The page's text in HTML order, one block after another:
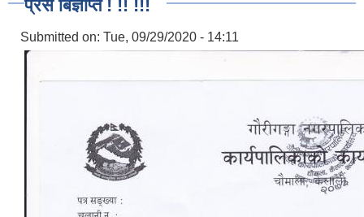
प्रेस बिज्ञप्ति ! !! !!!
Submitted on: Tue, 09/29/2020 - 14:11